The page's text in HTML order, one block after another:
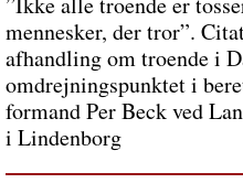
mennesker, der tror”.
afhandling om troende i
omdrejningspunktet i
formand Per Beck ved
i Lindenborg